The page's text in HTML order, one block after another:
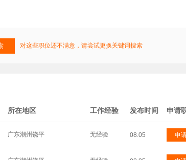
对这些职位还不满意，请尝试更换关键词搜索
所在地区 工作经验 发布时间 申请
广东潮州饶平 无经验 08.05 申